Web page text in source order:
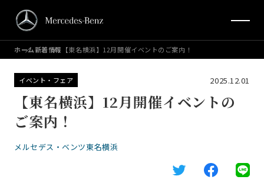
ホーム新着情報 【東名横浜】12月開催イベントのご案内！
イベント・フェア 2025.12.01
【東名横浜】12月開催イベントの
ご案内！
メルセデス・ベンツ東名横浜